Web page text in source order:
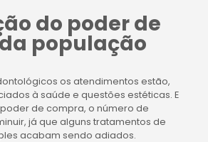
do poder de
população
os atendimentos estão,
à saúde e questões estéticas. E
de compra, o número de
já que alguns tratamentos de
acabam sendo adiados.